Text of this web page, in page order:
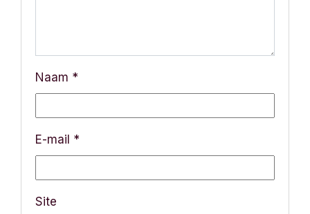
Naam *
E-mail *
Site